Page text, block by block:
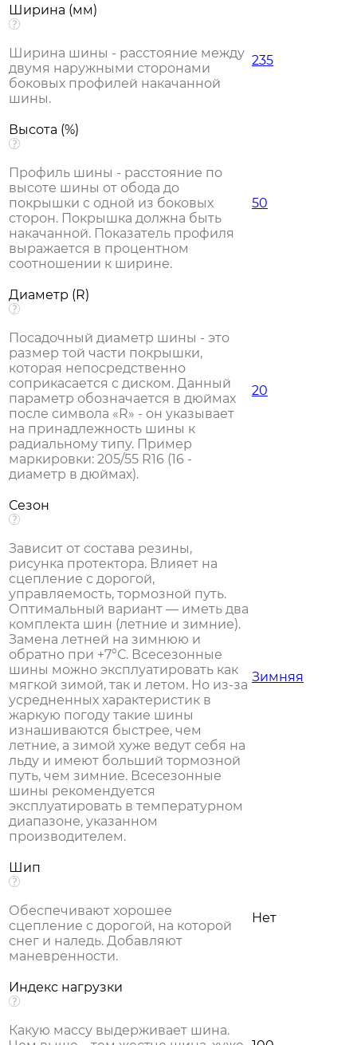
Ширина (мм)
Ширина шины - расстояние между
двумя наружными сторонами
боковых профилей накачанной
шины.
235
Высота (%)
Профиль шины - расстояние по
высоте шины от обода до
покрышки с одной из боковых
сторон. Покрышка должна быть
накачанной. Показатель профиля
выражается в процентном
соотношении к ширине.
50
Диаметр (R)
Посадочный диаметр шины - это
размер той части покрышки,
которая непосредственно
соприкасается с диском. Данный
параметр обозначается в дюймах
после символа «R» - он указывает
на принадлежность шины к
радиальному типу. Пример
маркировки: 205/55 R16 (16 -
диаметр в дюймах).
20
Сезон
Зависит от состава резины,
рисунка протектора. Влияет на
сцепление с дорогой,
управляемость, тормозной путь.
Оптимальный вариант — иметь два
комплекта шин (летние и зимние).
Замена летней на зимнюю и
обратно при +7°С. Всесезонные
шины можно эксплуатировать как
мягкой зимой, так и летом. Но из-за
усредненных характеристик в
жаркую погоду такие шины
изнашиваются быстрее, чем
летние, а зимой хуже ведут себя на
льду и имеют больший тормозной
путь, чем зимние. Всесезонные
шины рекомендуется
эксплуатировать в температурном
диапазоне, указанном
производителем.
Зимняя
Шип
Обеспечивают хорошее
сцепление с дорогой, на которой
снег и наледь. Добавляют
маневренности.
Нет
Индекс нагрузки
Какую массу выдерживает шина.